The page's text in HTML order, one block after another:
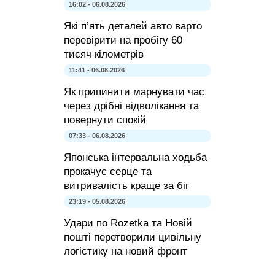
16:02 - 06.08.2026
Які п’ять деталей авто варто
перевірити на пробігу 60
тисяч кілометрів
11:41 - 06.08.2026
Як припинити марнувати час
через дрібні відволікання та
повернути спокій
07:33 - 06.08.2026
Японська інтервальна ходьба
прокачує серце та
витривалість краще за біг
23:19 - 05.08.2026
Удари по Rozetka та Новій
пошті перетворили цивільну
логістику на новий фронт